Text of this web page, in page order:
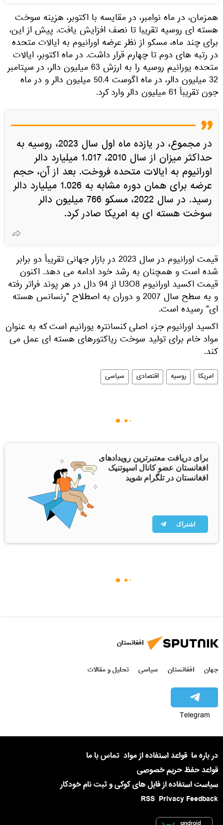
همزمان، در ماه نوامبر، در مقایسه با اکتوبر، هزینه سوخت
هسته ای روسیه تقریبا تا نصف افزایش یافت. پیش از این،
برای چند ماه، مسکو از نظر عرضه اورانیوم به ایالات متحده
در رتبه های دوم تا چهارم قرار داشت. در ماه اکتوبر، ایالات
متحده یورانیم روسیه را به ارزش 63 میلیون دالر، در سپتامبر
32 میلیون دالر، در ماه اگوست 50.4 میلیون دالر و در ماه
جون تقریباً 61 میلیون دالر وارد کرد.
در مجموع، در یازده ماه اول سال 2023، روسیه به
حداکثر میزان از سال 2010، 1.017 میلیارد دالر
اورانیوم به ایالات متحده فروخت. بعد از آن، حجم
عرضه برای همان دوره مشابه به 1.026 میلیارد دالر
رسید. در سال 2022، مسکو 766 میلیون دالر
سوخت هسته ای به امریکا صادر کرد.
قیمت اورانیوم در سال 2023 در بازار جهانی تقریباً دو برابر
شده است و همچنان به رشد خود ادامه می دهد. اکنون
قیمت اکسید اورانیوم U3O8 از 94 دال در هر پوند فراتر رفته
و به سطح سال 2007 و دوران به اصطلاح "رنسانس هسته
ای" رسیده است.
اکسید اورانیوم جزء اصلی کنسانتره یورانیم است که به عنوان
مواد خام برای تولید سوخت ریاکتورهای هسته ای عمل می
کند.
امریکا روسیه اقتصادی سیاسی
برای دریافت معتبرترین رویدادهای
افغانستان عضو کانال اسپوتنیک
افغانستان در تلگرام شوید
اشتراک
افغانستان
جهان افغانستان سیاسی تحلیل و مقالات
Telegram
در باره ما قواعد استفاده از مواد تماس با ما
قواعد حفظ حریم خصوصی
سیاست استفاده از فایل های کوکی و ثبت نام خودکار
Privacy Feedback
RSS